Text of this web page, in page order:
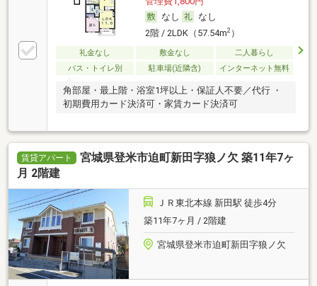
なし
なし
2階 / 2LDK（57.54m2）
礼金なし 敷金なし
二人暮らし
バス・トイレ別
駐車場(近隣含) インターネット無料
角部屋・最上階・浴室1坪以上・保証人不要／代行 ・
初期費用カード決済可・家賃カード決済可
賃貸アパート
宮城県登米市迫町新田字狼ノ欠 築11年7ヶ
月 2階建
ＪＲ東北本線 新田駅 徒歩4分
築11年7ヶ月 / 2階建
宮城県登米市迫町新田字狼ノ欠